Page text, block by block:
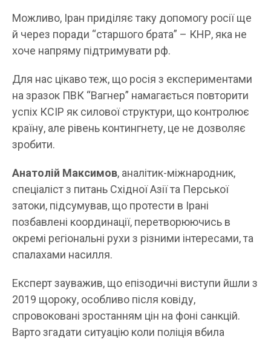
Можливо, Іран приділяє таку допомогу росії ще
й через поради “старшого брата” – КНР, яка не
хоче напряму підтримувати рф.
Для нас цікаво теж, що росія з експериментами
на зразок ПВК “Вагнер” намагається повторити
успіх КСІР як силової структури, що контролює
країну, але рівень контингнету, це не дозволяє
зробити.
Анатолій Максимов, аналітик-міжнародник,
спеціаліст з питань Східної Азії та Перської
затоки, підсумував, що протести в Ірані
позбавлені координації, перетворюючись в
окремі регіональні рухи з різними інтересами, та
спалахами насилля.
Експерт зауважив, що епізодичні виступи йшли з
2019 щороку, особливо після ковіду,
спровоковані зростанням цін на фоні санкцій.
Варто згадати ситуацію коли поліція вбила